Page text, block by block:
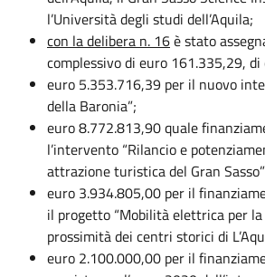
l’Università degli studi dell’Aquila;
con la delibera n. 16è stato
complessivo di euro 161.335,29, di
euro 5.353.716,39 per il nuovo
della Baronia”;
euro 8.772.813,90 quale
l’intervento “Rilancio e
attrazione turistica del Gran
euro 3.934.805,00 per il
il progetto “Mobilità elettrica per
prossimità dei centri storici di
euro 2.100.000,00 per il